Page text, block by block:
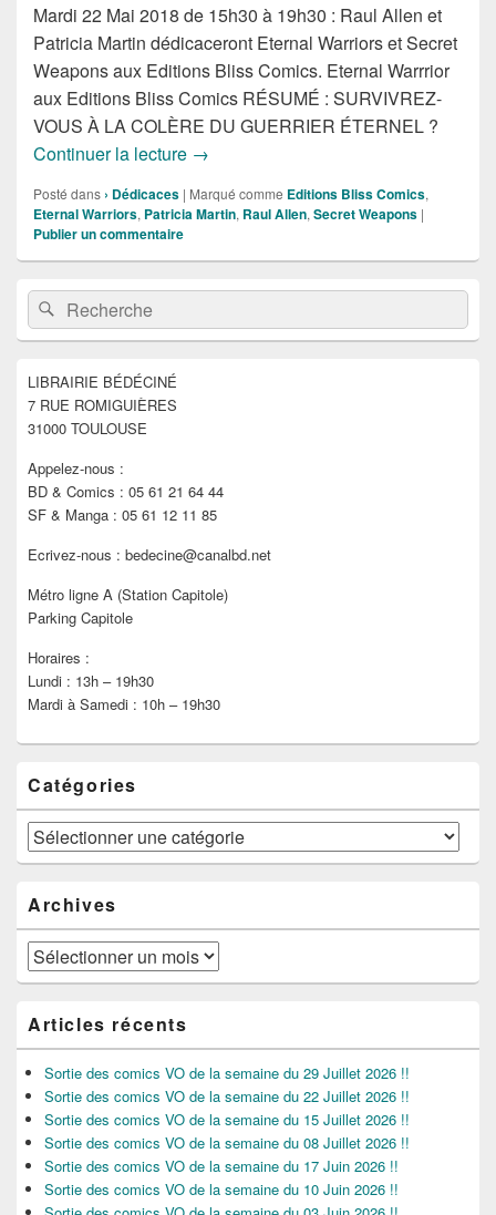
Mardi 22 Mai 2018 de 15h30 à 19h30 : Raul Allen et
Patricia Martin dédicaceront Eternal Warriors et Secret
Weapons aux Editions Bliss Comics. Eternal Warrrior
aux Editions Bliss Comics RÉSUMÉ : SURVIVREZ-
VOUS À LA COLÈRE DU GUERRIER ÉTERNEL ?
Continuer la lecture Mardi 22 Mai 2018 : Raul Allen &
→
Posté dans › Dédicaces | Marqué comme Editions Bliss Comics,
Eternal Warriors, Patricia Martin, Raul Allen, Secret Weapons |
Publier un commentaire
Zone
principale
de
widget
barre
latérale
Recherche :Rechercher
LIBRAIRIE BÉDÉCINÉ
7 RUE ROMIGUIÈRES
31000 TOULOUSE
Appelez-nous :
BD & Comics : 05 61 21 64 44
SF & Manga : 05 61 12 11 85
Ecrivez-nous : bedecine@canalbd.net
Métro ligne A (Station Capitole)
Parking Capitole
Horaires :
Lundi : 13h – 19h30
Mardi à Samedi : 10h – 19h30
Catégories
Catégories
Archives
Archives
Articles récents
Sortie des comics VO de la semaine du 29 Juillet 2026 !!
Sortie des comics VO de la semaine du 22 Juillet 2026 !!
Sortie des comics VO de la semaine du 15 Juillet 2026 !!
Sortie des comics VO de la semaine du 08 Juillet 2026 !!
Sortie des comics VO de la semaine du 17 Juin 2026 !!
Sortie des comics VO de la semaine du 10 Juin 2026 !!